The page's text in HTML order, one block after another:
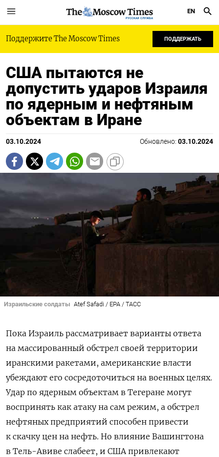
РУССКАЯ СЛУЖБА
EN
Поддержите The Moscow Times ПОДДЕРЖАТЬ
США пытаются не
допустить ударов Израиля
по ядерным и нефтяным
объектам в Иране
03.10.2024 Обновлено: 03.10.2024
Израильские солдаты Atef Safadi / EPA / ТАСС
Пока Израиль рассматривает варианты ответа
на массированный обстрел своей территории
иранскими ракетами, американские власти
убеждают его сосредоточиться на военных целях.
Удар по ядерным объектам в Тегеране могут
воспринять как атаку на сам режим, а обстрел
нефтяных предприятий способен привести
к скачку цен на нефть. Но влияние Вашингтона
в Тель-Авиве слабеет, и США привлекают